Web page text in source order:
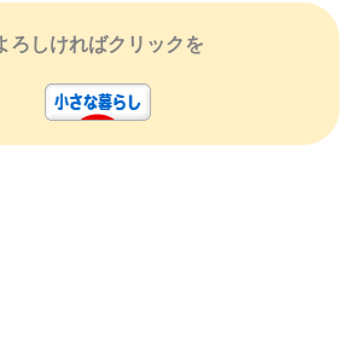
ろしければクリックを